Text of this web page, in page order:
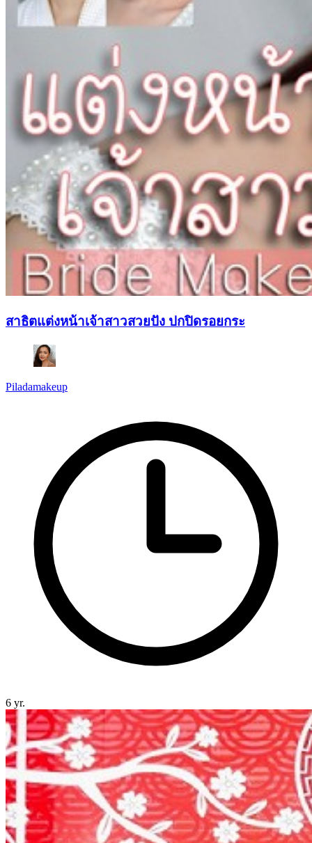
สาธิตแต่งหน้าเจ้าสาวสวยปัง ปกปิดรอยกระ
Piladamakeup
6 yr.